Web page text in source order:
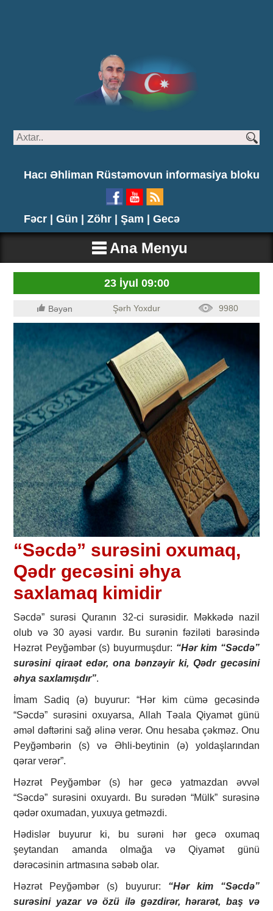
Hacı Əhliman Rüstəmovun informasiya bloku
Fəcr | Gün | Zöhr | Şam | Gecə
Ana Menyu
23 İyul 09:00
Bəyən Şərh Yoxdur 9980
“Səcdə” surəsini oxumaq,
Qədr gecəsini əhya
saxlamaq kimidir
Səcdə” surəsi Quranın 32-ci surəsidir. Məkkədə nazil
olub və 30 ayəsi vardır. Bu surənin fəziləti barəsində
Həzrət Peyğəmbər (s) buyurmuşdur: “Hər kim “Səcdə”
surəsini qiraət edər, ona bənzəyir ki, Qədr gecəsini
əhya saxlamışdır”.
İmam Sadiq (ə) buyurur: “Hər kim cümə gecəsində
“Səcdə” surəsini oxuyarsa, Allah Təala Qiyamət günü
əməl dəftərini sağ əlinə verər. Onu hesaba çəkməz. Onu
Peyğəmbərin (s) və Əhli-beytinin (ə) yoldaşlarından
qərar verər”.
Həzrət Peyğəmbər (s) hər gecə yatmazdan əvvəl
“Səcdə” surəsini oxuyardı. Bu surədən “Mülk” surəsinə
qədər oxumadan, yuxuya getməzdi.
Hədislər buyurur ki, bu surəni hər gecə oxumaq
şeytandan amanda olmağa və Qiyamət günü
dərəcəsinin artmasına səbəb olar.
Həzrət Peyğəmbər (s) buyurur: “Hər kim “Səcdə”
surəsini yazar və özü ilə gəzdirər, hərarət, baş və